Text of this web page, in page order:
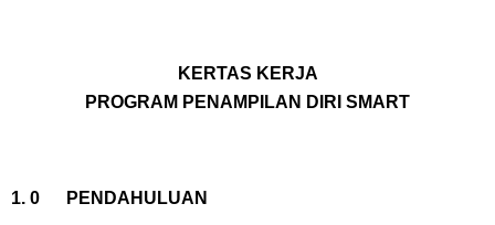
KERTAS KERJA
PROGRAM PENAMPILAN DIRI SMART
1. 0 PENDAHULUAN